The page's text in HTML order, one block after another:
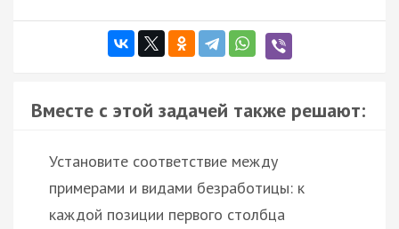
Вместе с этой задачей также решают:
Установите соответствие между
примерами и видами безработицы: к
каждой позиции первого столбца